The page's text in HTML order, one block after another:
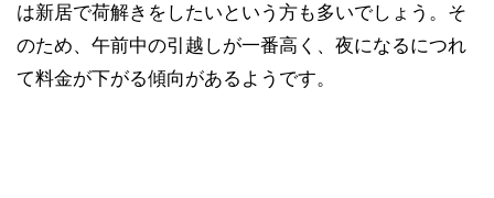
は新居で荷解きをしたいという方も多いでしょう。そ
のため、午前中の引越しが一番高く、夜になるにつれ
て料金が下がる傾向があるようです。